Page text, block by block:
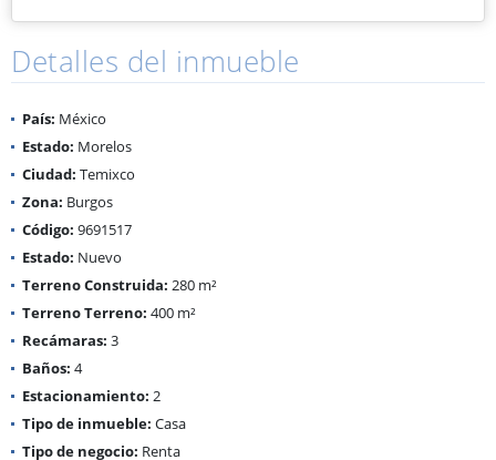
Detalles del inmueble
País: México
Estado: Morelos
Ciudad: Temixco
Zona: Burgos
Código: 9691517
Estado: Nuevo
Terreno Construida: 280 m²
Terreno Terreno: 400 m²
Recámaras: 3
Baños: 4
Estacionamiento: 2
Tipo de inmueble: Casa
Tipo de negocio: Renta